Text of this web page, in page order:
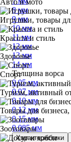
Авто и мото
Игрушки, товары
Красота и стиль
Здоровье
Спорт
Туризм, активный
Товары для
Зоотовары
8 мм
9 мм
10 мм
11 мм
12 мм
13 мм
14 мм
Толщина ворса
0.05 мм
0.07 мм
0.10 мм
0.12 мм
0.15 мм
0.085 мм
Характеристики